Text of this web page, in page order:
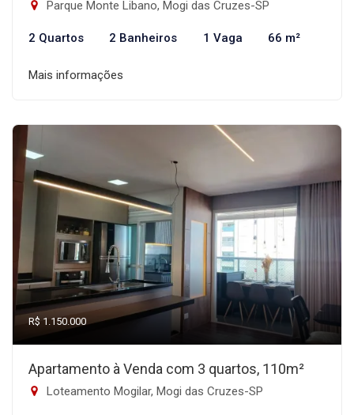
Parque Monte Libano, Mogi das Cruzes-SP
2 Quartos 2 Banheiros 1 Vaga 66 m²
Mais informações
R$ 1.150.000
Apartamento à Venda com 3 quartos, 110m²
Loteamento Mogilar, Mogi das Cruzes-SP